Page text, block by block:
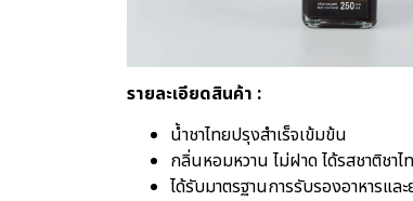
รายละเอียดสินค้า :
น้ำชาไทยปรุงสำเร็จเข้มข้น
กลิ่นหอมหวาน ไม่ฝาด ได้รสชาติชา
ได้รับมาตรฐานการรับรองอาหารและ